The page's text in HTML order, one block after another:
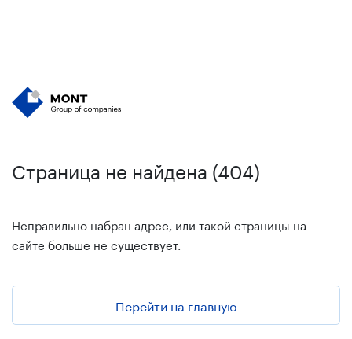
Страница не найдена (404)
Неправильно набран адрес, или такой страницы на
сайте больше не существует.
Перейти на главную